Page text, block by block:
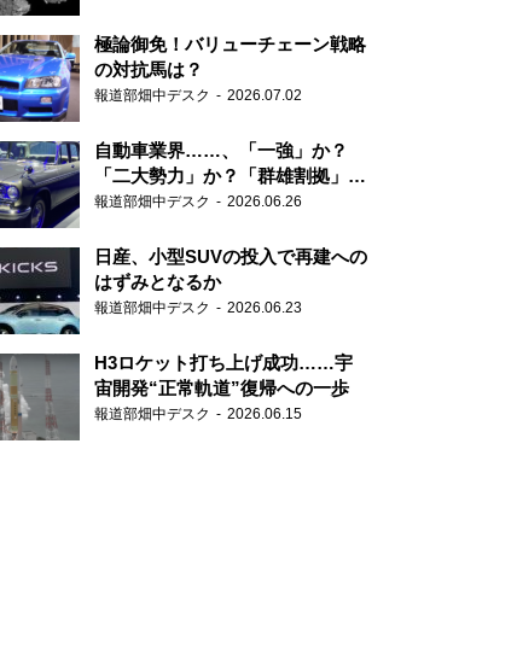
極論御免！バリューチェーン戦略
の対抗馬は？
報道部畑中デスク 2026.07.02
自動車業界……、「一強」か？
「二大勢力」か？「群雄割拠」
か？
報道部畑中デスク 2026.06.26
日産、小型SUVの投入で再建への
はずみとなるか
報道部畑中デスク 2026.06.23
H3ロケット打ち上げ成功……宇
宙開発“正常軌道”復帰への一歩
報道部畑中デスク 2026.06.15